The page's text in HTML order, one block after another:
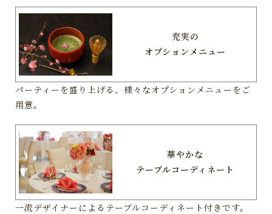
充実の
オプションメニュー
パーティーを盛り上げる、様々なオプションメニューをご
用意。
華やかな
テーブルコーディネート
一流デザイナーによるテーブルコーディネート付きです。